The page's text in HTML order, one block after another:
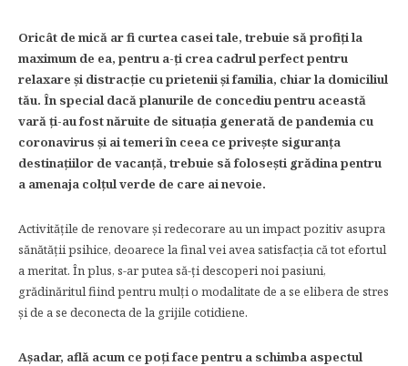
Oricât de mică ar fi curtea casei tale, trebuie să profiți la
maximum de ea, pentru a-ți crea cadrul perfect pentru
relaxare și distracție cu prietenii și familia, chiar la domiciliul
tău. În special dacă planurile de concediu pentru această
vară ți-au fost năruite de situația generată de pandemia cu
coronavirus și ai temeri în ceea ce privește siguranța
destinațiilor de vacanță, trebuie să folosești grădina pentru
a amenaja colțul verde de care ai nevoie.
Activitățile de renovare și redecorare au un impact pozitiv asupra
sănătății psihice, deoarece la final vei avea satisfacția că tot efortul
a meritat. În plus, s-ar putea să-ți descoperi noi pasiuni,
grădinăritul fiind pentru mulți o modalitate de a se elibera de stres
și de a se deconecta de la grijile cotidiene.
Așadar, află acum ce poți face pentru a schimba aspectul